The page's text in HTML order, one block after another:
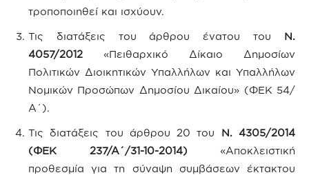
τροποποιηθεί και ισχύουν.
Τις διατάξεις του άρθρου ένατου του Ν.
4057/2012 «Πειθαρχικό Δίκαιο Δημοσίων
Πολιτικών Διοικητικών Υπαλλήλων και Υπαλλήλων
Νομικών Προσώπων Δημοσίου Δικαίου» (ΦΕΚ 54/
Α΄).
Τις διατάξεις του άρθρου 20 του Ν. 4305/2014
(ΦΕΚ 237/Α΄/31-10-2014) «Αποκλειστική
προθεσμία για τη σύναψη συμβάσεων έκτακτου